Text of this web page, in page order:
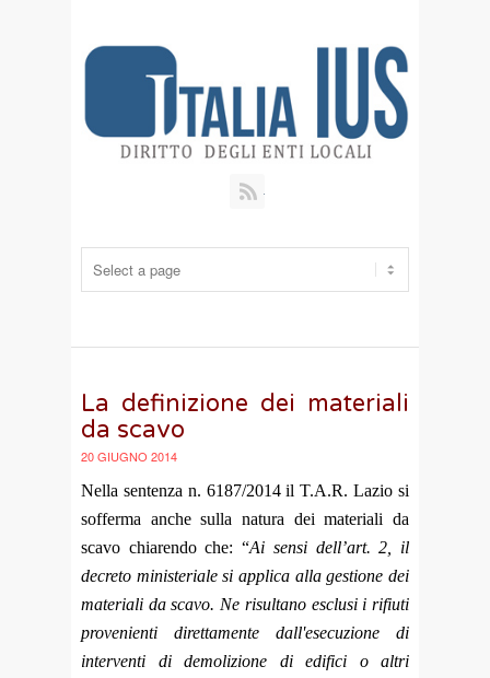
La definizione dei materiali
da scavo
20 GIUGNO 2014
Nella sentenza n. 6187/2014 il T.A.R. Lazio si
sofferma anche sulla natura dei materiali da
scavo chiarendo che: “Ai sensi dell’art. 2, il
decreto ministeriale si applica alla gestione dei
materiali da scavo. Ne risultano esclusi i rifiuti
provenienti direttamente dall'esecuzione di
interventi di demolizione di edifici o altri